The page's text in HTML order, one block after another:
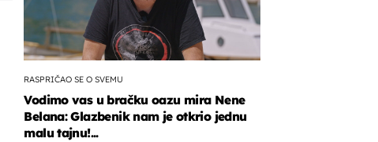
RASPRIČAO SE O SVEMU
Vodimo vas u bračku oazu mira Nene
Belana: Glazbenik nam je otkrio jednu
malu tajnu!...